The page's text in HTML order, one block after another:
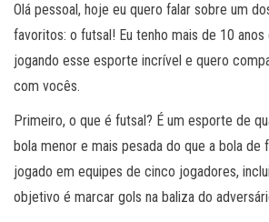
Olá pessoal, hoje eu quero falar sobre um
favoritos: o futsal! Eu tenho mais de 10
jogando esse esporte incrível e quero
com vocês.
Primeiro, o que é futsal? É um esporte de
bola menor e mais pesada do que a bola de
jogado em equipes de cinco jogadores,
objetivo é marcar gols na baliza do